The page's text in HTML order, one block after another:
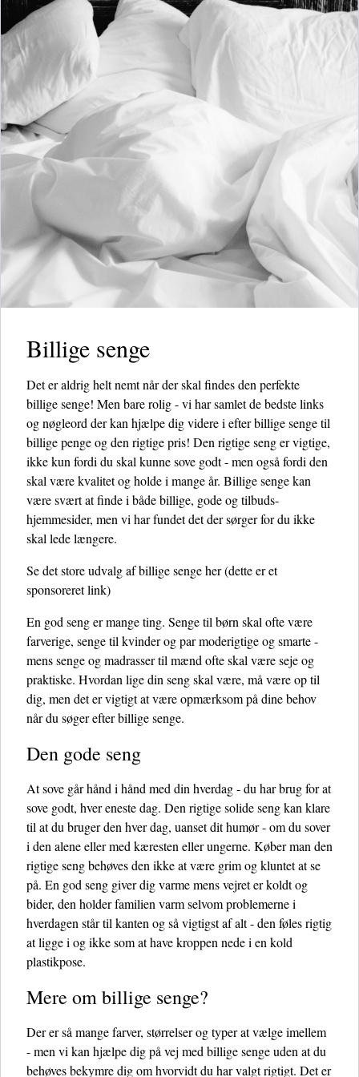
Billige senge
Det er aldrig helt nemt når der skal findes den perfekte
billige senge! Men bare rolig - vi har samlet de bedste links
og nøgleord der kan hjælpe dig videre i efter billige senge til
billige penge og den rigtige pris! Den rigtige seng er vigtige,
ikke kun fordi du skal kunne sove godt - men også fordi den
skal være kvalitet og holde i mange år. Billige senge kan
være svært at finde i både billige, gode og tilbuds-
hjemmesider, men vi har fundet det der sørger for du ikke
skal lede længere.
Se det store udvalg af billige senge her(dette er et
sponsoreret link)
En god seng er mange ting. Senge til børn skal ofte være
farverige, senge til kvinder og par moderigtige og smarte -
mens senge og madrasser til mænd ofte skal være seje og
praktiske. Hvordan lige din seng skal være, må være op til
dig, men det er vigtigt at være opmærksom på dine behov
når du søger efter billige senge.
Den gode seng
At sove går hånd i hånd med din hverdag - du har brug for at
sove godt, hver eneste dag. Den rigtige solide seng kan klare
til at du bruger den hver dag, uanset dit humør - om du sover
i den alene eller med kæresten eller ungerne. Køber man den
rigtige seng behøves den ikke at være grim og kluntet at se
på. En god seng giver dig varme mens vejret er koldt og
bider, den holder familien varm selvom problemerne i
hverdagen står til kanten og så vigtigst af alt - den føles rigtig
at ligge i og ikke som at have kroppen nede i en kold
plastikpose.
Mere om billige senge?
Der er så mange farver, størrelser og typer at vælge imellem
- men vi kan hjælpe dig på vej med billige senge uden at du
behøves bekymre dig om hvorvidt du har valgt rigtigt. Det er